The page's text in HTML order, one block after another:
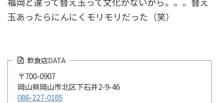
玉あったらにんにくモリモリだった（笑）
飲食店DATA
〒700-0907
岡山県岡山市北区下石井2-9-46
086-227-0185